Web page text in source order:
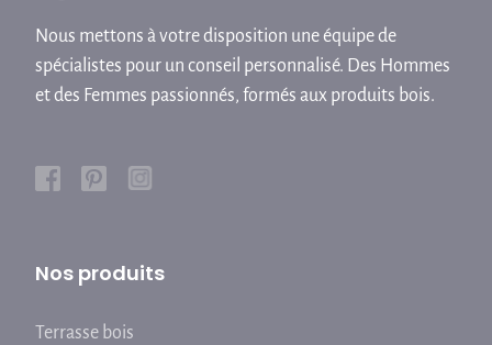
Nous mettons à votre disposition une équipe de
spécialistes pour un conseil personnalisé. Des Hommes
et des Femmes passionnés, formés aux produits bois.
Nos produits
Terrasse bois